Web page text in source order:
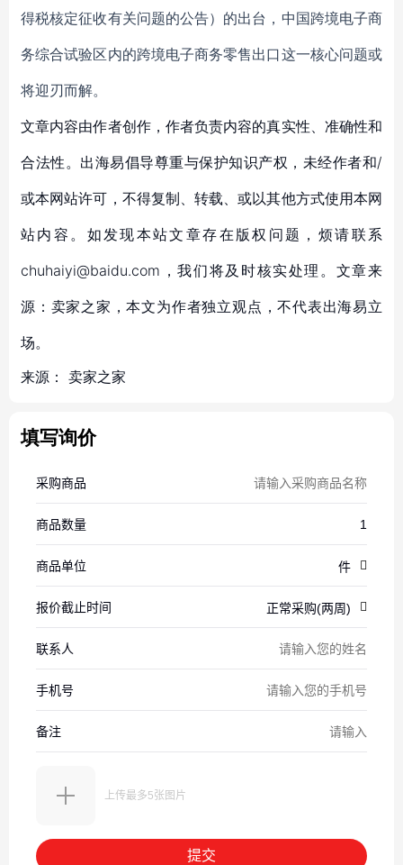
得税核定征收有关问题的公告）的出台，中国跨境电子商
务综合试验区内的跨境电子商务零售出口这一核心问题或
将迎刃而解。
文章内容由作者创作，作者负责内容的真实性、准确性和
合法性。出海易倡导尊重与保护知识产权，未经作者和/
或本网站许可，不得复制、转载、或以其他方式使用本网
站内容。如发现本站文章存在版权问题，烦请联系
chuhaiyi@baidu.com，我们将及时核实处理。文章来
源：卖家之家，本文为作者独立观点，不代表出海易立
场。
来源： 卖家之家
填写询价